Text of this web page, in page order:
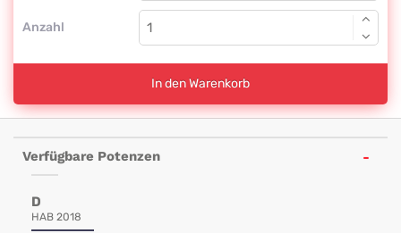
Anzahl
In den Warenkorb
Verfügbare Potenzen
D
HAB 2018